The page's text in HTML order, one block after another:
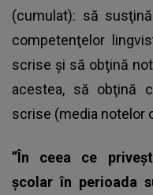
(cumulat): să
competenţelor
scrise şi să obţină
acestea, să obţină
scrise (media notelor
”În ceea ce
şcolar în perioada